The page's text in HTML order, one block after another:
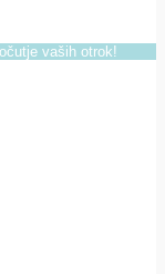
vaših otrok!